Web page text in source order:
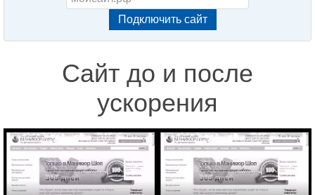
Сайт до и после
ускорения